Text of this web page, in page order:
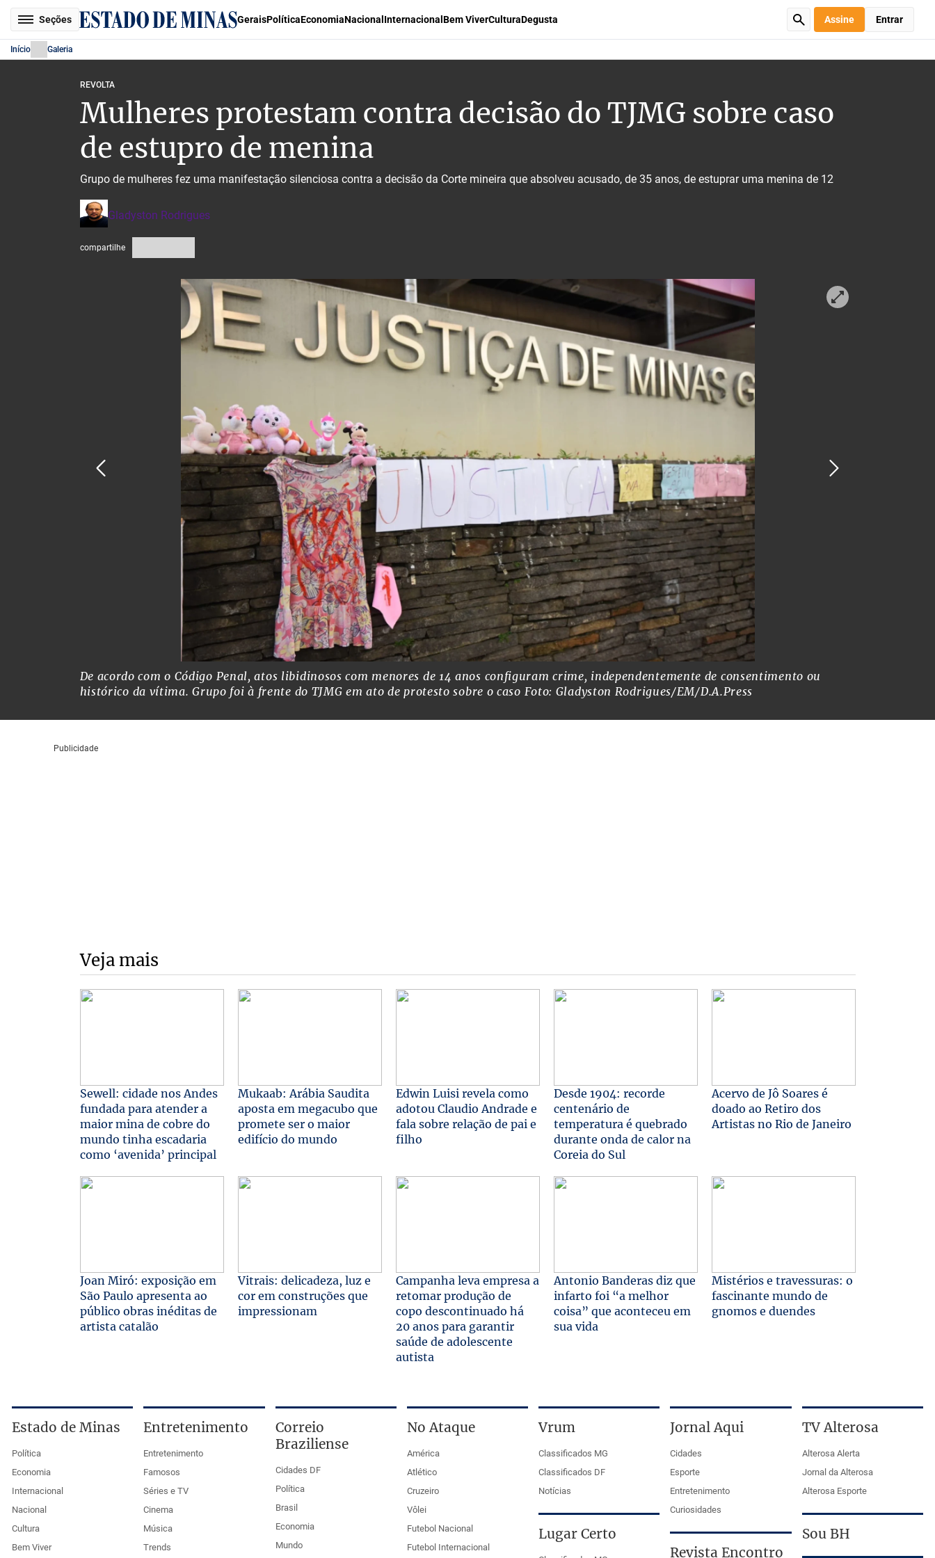
Seções GeraisPolíticaEconomiaNacional Internacional Bem ViverCulturaDegusta Assine Entrar
Início Galeria
REVOLTA
Mulheres protestam contra decisão do TJMG sobre caso
de estupro de menina
Grupo de mulheres fez uma manifestação silenciosa contra a decisão da Corte mineira que absolveu acusado, de 35 anos, de estuprar uma menina de 12
Gladyston Rodrigues
compartilhe
De acordo com o Código Penal, atos libidinosos com menores de 14 anos configuram crime, independentemente de consentimento ou
histórico da vítima. Grupo foi à frente do TJMG em ato de protesto sobre o caso Foto: Gladyston Rodrigues/EM/D.A.Press
Veja mais
Sewell: cidade nos Andes
fundada para atender a
maior mina de cobre do
mundo tinha escadaria
como ‘avenida’ principal
Mukaab: Arábia Saudita
aposta em megacubo que
promete ser o maior
edifício do mundo
Edwin Luisi revela como
adotou Claudio Andrade e
fala sobre relação de pai e
filho
Desde 1904: recorde
centenário de
temperatura é quebrado
durante onda de calor na
Coreia do Sul
Acervo de Jô Soares é
doado ao Retiro dos
Artistas no Rio de Janeiro
Joan Miró: exposição em
São Paulo apresenta ao
público obras inéditas de
artista catalão
Vitrais: delicadeza, luz e
cor em construções que
impressionam
Campanha leva empresa a
retomar produção de
copo descontinuado há
20 anos para garantir
saúde de adolescente
autista
Antonio Banderas diz que
infarto foi “a melhor
coisa” que aconteceu em
sua vida
Mistérios e travessuras: o
fascinante mundo de
gnomos e duendes
Estado de Minas
Política
Economia
Internacional
Nacional
Cultura
Bem Viver
Entretenimento
Entretenimento
Famosos
Séries e TV
Cinema
Música
Trends
Correio
Braziliense
Cidades DF
Política
Brasil
Economia
Mundo
No Ataque
América
Atlético
Cruzeiro
Vôlei
Futebol Nacional
Futebol Internacional
Vrum
Classificados MG
Classificados DF
Notícias
Lugar Certo
Jornal Aqui
Cidades
Esporte
Entretenimento
Curiosidades
Revista Encontro
TV Alterosa
Alterosa Alerta
Jornal da Alterosa
Alterosa Esporte
Sou BH